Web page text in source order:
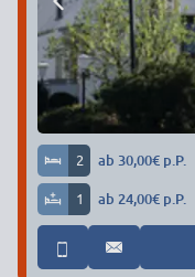
2 ab 30,00€ p.P.
1 ab 24,00€ p.P.